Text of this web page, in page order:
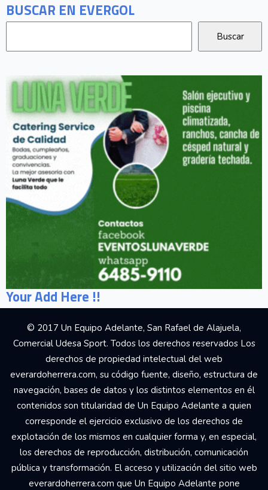
BUSCAR EN EVERGOL
Your Add Here !!
© 2017 Un Equipo Adelante, San Rafael de Alajuela,
Comercial Udesa Sport. Todos los derechos reservados Los
derechos de propiedad intelectual del web
everardoherrera.com, su código fuente, diseño, estructura de
navegación, bases de datos y los distintos elementos en él
contenidos son titularidad de Un Equipo Adelante a quien
corresponde el ejercicio exclusivo de los derechos de
explotación de los mismos en cualquier forma y, en especial,
los derechos de reproducción, distribución, comunicación
pública y transformación. El acceso y utilización del sitio web
everardoherrera.com que Un Equipo Adelante pone